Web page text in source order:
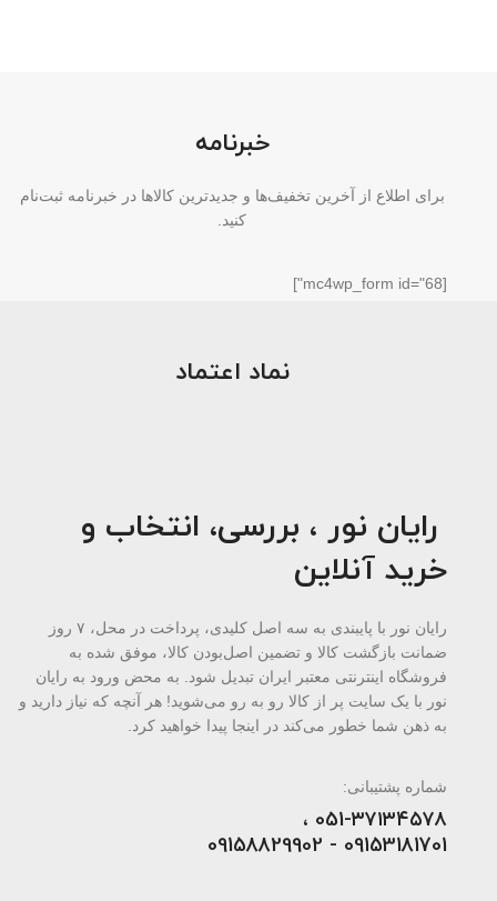
خبرنامه
برای اطلاع از آخرین تخفیف‌ها و جدیدترین کالاها در خبرنامه ثبت‌نام
کنید.
[mc4wp_form id="68"]
نماد اعتماد
رایان نور ، بررسی، انتخاب و
خرید آنلاین
رایان نور با پایبندی به سه اصل کلیدی، پرداخت در محل، ۷ روز
ضمانت بازگشت کالا و تضمین اصل‌بودن کالا، موفق شده به
فروشگاه اینترنتی معتبر ایران تبدیل شود. به محض ورود به رایان
نور با یک سایت پر از کالا رو به رو می‌شوید! هر آنچه که نیاز دارید و
به ذهن شما خطور می‌کند در اینجا پیدا خواهید کرد.
شماره پشتیبانی:
051-۳۷۱۳۴۵۷۸ ،
09153181701 - 09158829902